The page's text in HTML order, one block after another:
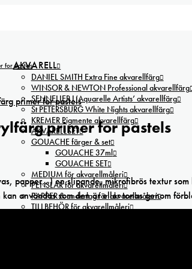
AKVARELL
DANIEL SMITH Extra Fine akvarellfärg
WINSOR & NEWTON Professional akvarellfärg
SENNELIER L’Aquarelle Artists’ akvarellfärg
St PETERSBURG White Nights akvarellfärg
KREMER Pigmente akvarellfärg
AKVARELLSET
GOUACHE färger & set
GOUACHE 37ml
GOUACHE SET
MEDIUM för akvarellmåleri
PENSLAR för akvarellmåleri
PAPPER & underlag för akvarellmåleri
TILLBEHÖR för akvarellmåleri
for pastels
primer for pastels
papper…) en slipande, mikrofibrös textur
användas som den är eller tonas genom